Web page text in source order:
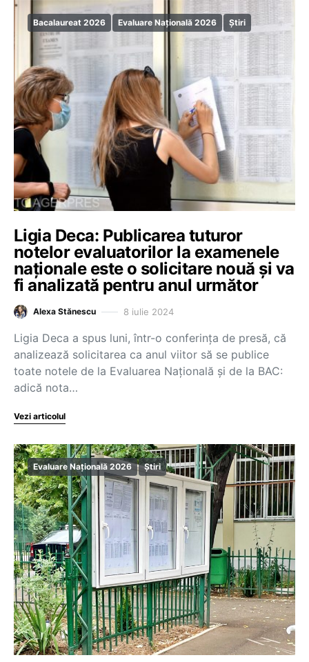
Bacalaureat 2026 Evaluare Națională 2026 Știri
Ligia Deca: Publicarea tuturor
notelor evaluatorilor la examenele
naționale este o solicitare nouă și va
fi analizată pentru anul următor
Alexa Stănescu 8 iulie 2024
Ligia Deca a spus luni, într-o conferința de presă, că
analizează solicitarea ca anul viitor să se publice
toate notele de la Evaluarea Națională și de la BAC:
adică nota…
Vezi articolul
Evaluare Națională 2026 Știri